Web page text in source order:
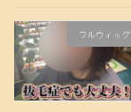
フルウィッグ